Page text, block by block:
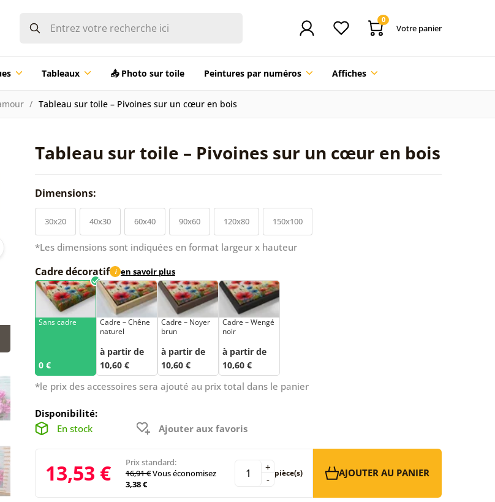
0
Votre panier
Tableaux 📤 Photo sur toile Peintures par numéros Affiches
Tableau sur toile – Pivoines sur un cœur en bois
Tableau sur toile – Pivoines sur un cœur en bois
Dimensions:
30x20 40x30 60x40 90x60 120x80 150x100
*Les dimensions sont indiquées en format largeur x hauteur
Cadre décoratif i en savoir plus
Sans cadre
0 €
Cadre – Chêne
naturel
à partir de
10,60 €
Cadre – Noyer
brun
à partir de
10,60 €
Cadre – Wengé
noir
à partir de
10,60 €
*le prix des accessoires sera ajouté au prix total dans le panier
Disponibilité:
En stock
Ajouter aux favoris
13,53 €
Prix standard:
16,91 €Vous économisez
3,38 €
-
+ pièce(s) AJOUTER AU PANIER